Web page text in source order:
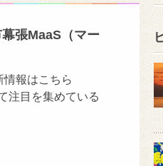
張MaaS（マー
報はこちら
注目を集めている